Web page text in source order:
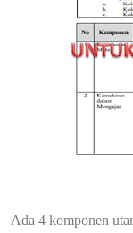
Ada 4 komponen